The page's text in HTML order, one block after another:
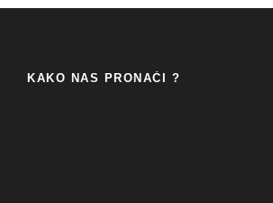
KAKO NAS PRONAĆI ?